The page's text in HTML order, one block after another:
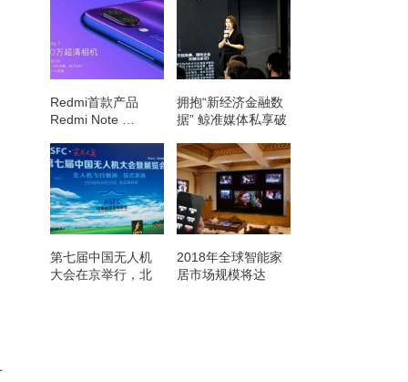
Redmi首款产品
Redmi Note …
拥抱“新经济金融数
据” 鲸准媒体私享破
第七届中国无人机
大会在京举行，北
2018年全球智能家
居市场规模将达